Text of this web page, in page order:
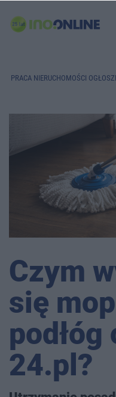
PRACA NIERUCHOMOŚCI
Czym
się
podłóg
24.pl?